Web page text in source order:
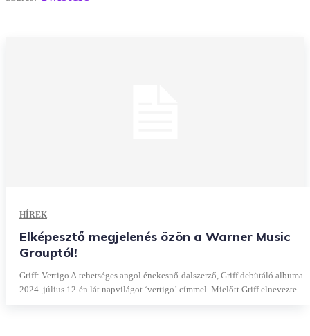
HÍREK
Elképesztő megjelenés özön a Warner Music
Grouptól!
Griff: Vertigo A tehetséges angol énekesnő-dalszerző, Griff debütáló albuma
2024. július 12-én lát napvilágot ‘vertigo’ címmel. Mielőtt Griff elnevezte...